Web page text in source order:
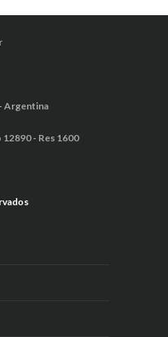
Argentina
12890 - Res 1600